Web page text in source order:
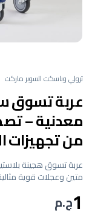
ترولي وباسكت السوبر ماركت
عربة تسوق
معدنية –
من تجهيزات
متين وعجلات قوية
1ج.م